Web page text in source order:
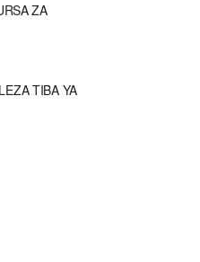
ZA
TIBA YA